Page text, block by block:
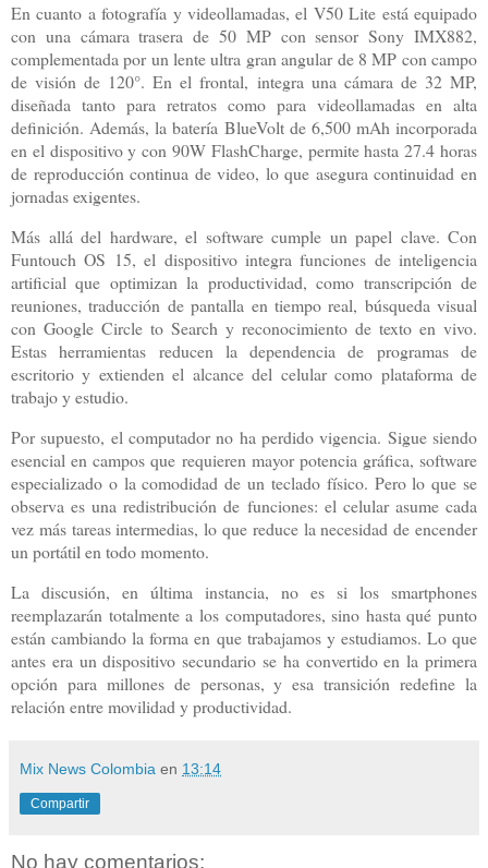
En cuanto a fotografía y videollamadas, el V50 Lite está equipado
con una cámara trasera de 50 MP con sensor Sony IMX882,
complementada por un lente ultra gran angular de 8 MP con campo
de visión de 120°. En el frontal, integra una cámara de 32 MP,
diseñada tanto para retratos como para videollamadas en alta
definición. Además, la batería BlueVolt de 6,500 mAh incorporada
en el dispositivo y con 90W FlashCharge, permite hasta 27.4 horas
de reproducción continua de video, lo que asegura continuidad en
jornadas exigentes.
Más allá del hardware, el software cumple un papel clave. Con
Funtouch OS 15, el dispositivo integra funciones de inteligencia
artificial que optimizan la productividad, como transcripción de
reuniones, traducción de pantalla en tiempo real, búsqueda visual
con Google Circle to Search y reconocimiento de texto en vivo.
Estas herramientas reducen la dependencia de programas de
escritorio y extienden el alcance del celular como plataforma de
trabajo y estudio.
Por supuesto, el computador no ha perdido vigencia. Sigue siendo
esencial en campos que requieren mayor potencia gráfica, software
especializado o la comodidad de un teclado físico. Pero lo que se
observa es una redistribución de funciones: el celular asume cada
vez más tareas intermedias, lo que reduce la necesidad de encender
un portátil en todo momento.
La discusión, en última instancia, no es si los smartphones
reemplazarán totalmente a los computadores, sino hasta qué punto
están cambiando la forma en que trabajamos y estudiamos. Lo que
antes era un dispositivo secundario se ha convertido en la primera
opción para millones de personas, y esa transición redefine la
relación entre movilidad y productividad.
Mix News Colombia en 13:14
Compartir
No hay comentarios: